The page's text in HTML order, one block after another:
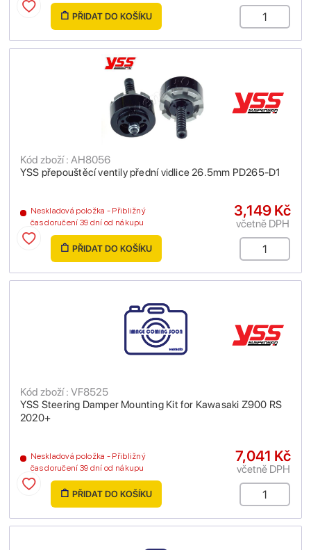
PŘIDAT DO KOŠÍKU
YSS přepouštěcí ventily přední vidlice 26.5mm PD265-D1
Kód zboží : AH8056
Neskladová položka - Přibližný
čas doručení 39 dní od nákupu
3,149 Kč
včetně DPH
PŘIDAT DO KOŠÍKU
YSS Steering Damper Mounting Kit for Kawasaki Z900 RS
2020+
Kód zboží : VF8525
Neskladová položka - Přibližný
čas doručení 39 dní od nákupu
7,041 Kč
včetně DPH
PŘIDAT DO KOŠÍKU